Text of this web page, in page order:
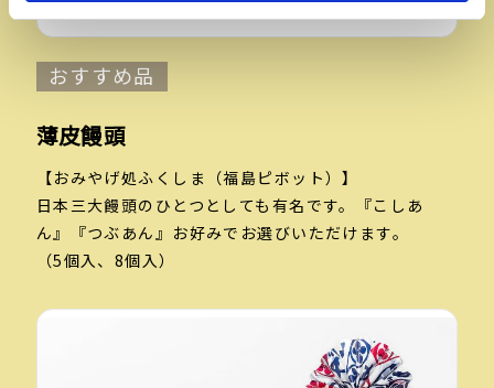
おすすめ品
薄皮饅頭
【おみやげ処ふくしま（福島ピボット）】
日本三大饅頭のひとつとしても有名です。『こしあ
ん』『つぶあん』お好みでお選びいただけます。
（5個入、8個入）